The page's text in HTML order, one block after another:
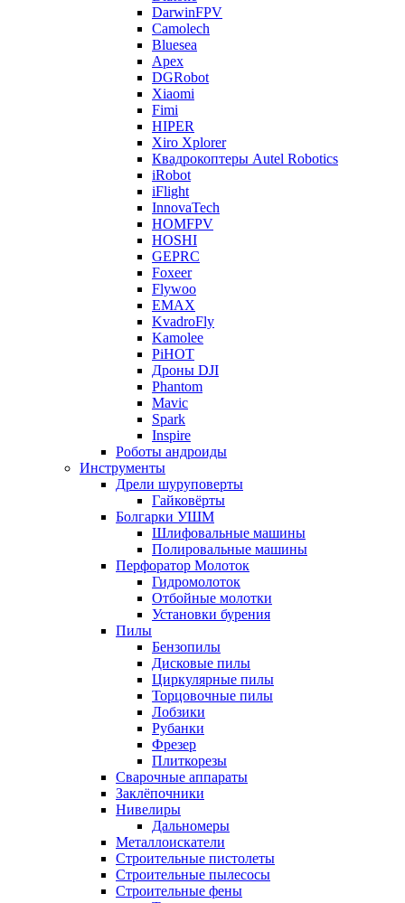
DarwinFPV
Camolech
Bluesea
Apex
DGRobot
Xiaomi
Fimi
HIPER
Xiro Xplorer
Квадрокоптеры Autel Robotics
iRobot
iFlight
InnovaTech
HOMFPV
HOSHI
GEPRC
Foxeer
Flywoo
EMAX
KvadroFly
Kamolee
PiHOT
Дроны DJI
Phantom
Mavic
Spark
Inspire
Роботы андроиды
Инструменты
Дрели шуруповерты
Гайковёрты
Болгарки УШМ
Шлифовальные машины
Полировальные машины
Перфоратор Молоток
Гидромолоток
Отбойные молотки
Установки бурения
Пилы
Бензопилы
Дисковые пилы
Циркулярные пилы
Торцовочные пилы
Лобзики
Рубанки
Фрезер
Плиткорезы
Сварочные аппараты
Заклёпочники
Нивелиры
Дальномеры
Металлоискатели
Строительные пистолеты
Строительные пылесосы
Строительные фены